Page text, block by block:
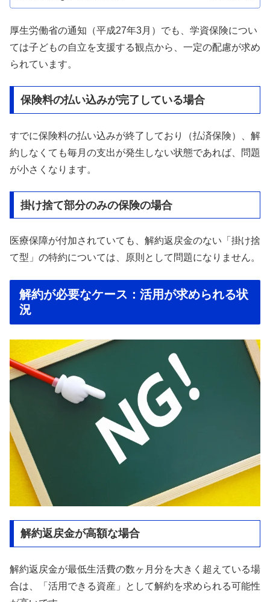
厚生労働省の通知（平成27年3月）でも、学資保険につい
ては子どもの自立を支援する観点から、一定の配慮が求め
られています。
保険料の払い込みが完了している場合
すでに保険料の払い込みが終了しており（払済保険）、解
約しなくても毎月の支出が発生しない状態であれば、問題
が小さくなります。
掛け捨て部分のみの保険の場合
医療保障が付加されていても、解約返戻金のない「掛け捨
て型」の特約については、原則として問題になりません。
解約が必要なケース：活用が求められる状
況
解約返戻金が高額な場合
解約返戻金が最低生活費の数ヶ月分を大きく超えている場
合は、「活用できる資産」として解約を求められる可能性